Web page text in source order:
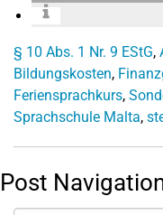
§ 10 Abs. 1 Nr. 9 EStG,
Bildungskosten,
Feriensprachkurs,
Sprachschule Malta,
Post